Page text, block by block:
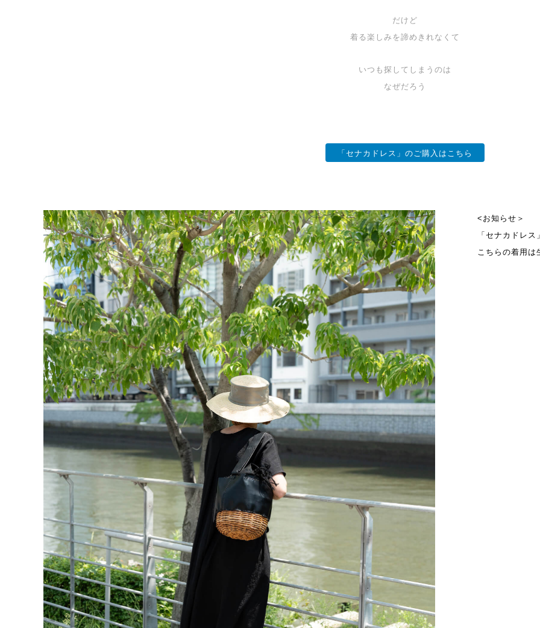
だけど
着る楽しみを諦めきれなくて
いつも探してしまうのは
なぜだろう
「セナカドレス」のご購入はこちら
<お知らせ＞
「セナカドレ
こちらの着用は